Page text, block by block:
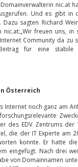
nic.at
Und es gibt in
Dazu sagten Richard
nic.at:„Wir freuen uns,
Community da zu
für eine stabile
Österreich
Internet noch ganz am
des EDV Zentrums der
die der IT Experte am
konnte. Er hatte
eingefügt. Nach drei
von Domainnamen